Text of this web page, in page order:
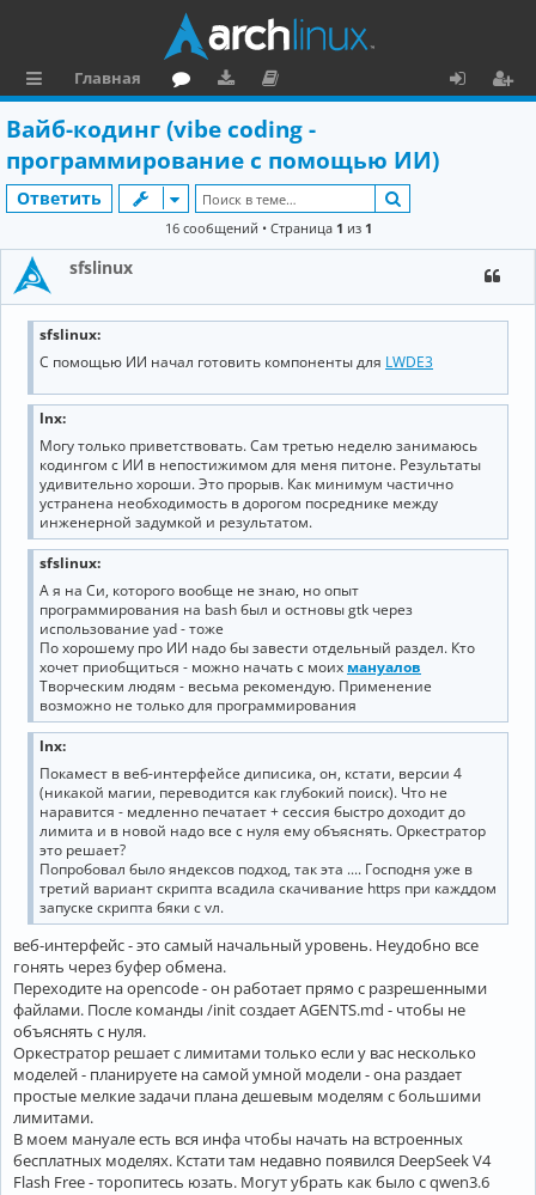
л
и
Главная
м
зк
и
м
е
н
ц
и
я
а
и
Вайб-кодинг (vibe coding -
программирование с помощью ИИ)
Ответить
16 сообщений • Страница 1 из 1
sfslinux
sfslinux:
С помощью ИИ начал готовить компоненты для LWDE3
lnx:
Могу только приветствовать. Сам третью неделю занимаюсь
кодингом с ИИ в непостижимом для меня питоне. Результаты
удивительно хороши. Это прорыв. Как минимум частично
устранена необходимость в дорогом посреднике между
инженерной задумкой и результатом.
sfslinux:
А я на Си, которого вообще не знаю, но опыт
программирования на bash был и остновы gtk через
использование yad - тоже
По хорошему про ИИ надо бы завести отдельный раздел. Кто
хочет приобщиться - можно начать с моих мануалов
Творческим людям - весьма рекомендую. Применение
возможно не только для программирования
lnx:
Покамест в веб-интерфейсе диписика, он, кстати, версии 4
(никакой магии, переводится как глубокий поиск). Что не
наравится - медленно печатает + сессия быстро доходит до
лимита и в новой надо все с нуля ему объяснять. Оркестратор
это решает?
Попробовал было яндексов подход, так эта .... Господня уже в
третий вариант скрипта всадила скачивание https при кажддом
запуске скрипта бяки с vл.
веб-интерфейс - это самый начальный уровень. Неудобно все
гонять через буфер обмена.
Переходите на opencode - он работает прямо с разрешенными
файлами. После команды /init создает AGENTS.md - чтобы не
объяснять с нуля.
Оркестратор решает с лимитами только если у вас несколько
моделей - планируете на самой умной модели - она раздает
простые мелкие задачи плана дешевым моделям с большими
лимитами.
В моем мануале есть вся инфа чтобы начать на встроенных
бесплатных моделях. Кстати там недавно появился DeepSeek V4
Flash Free - торопитесь юзать. Могут убрать как было с qwen3.6